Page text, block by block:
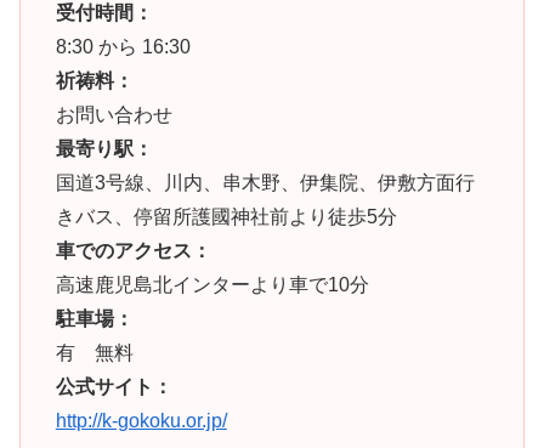
受付時間：
8:30 から 16:30
祈祷料：
お問い合わせ
最寄り駅：
国道3号線、川内、串木野、伊集院、伊敷方面行
きバス、停留所護國神社前より徒歩5分
車でのアクセス：
高速鹿児島北インターより車で10分
駐車場：
有 無料
公式サイト：
http://k-gokoku.or.jp/